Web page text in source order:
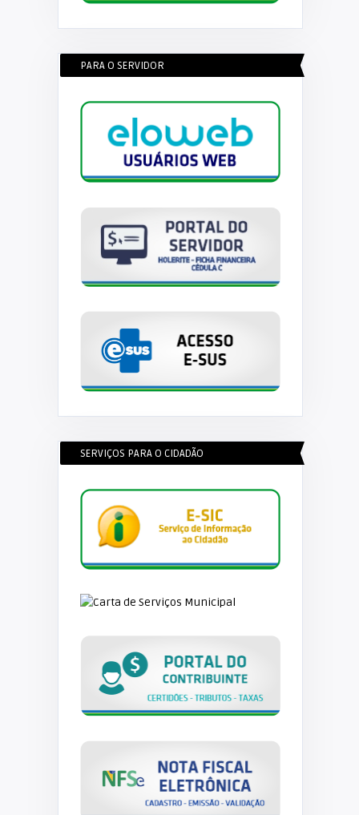
PARA O SERVIDOR
SERVIÇOS PARA O CIDADÃO